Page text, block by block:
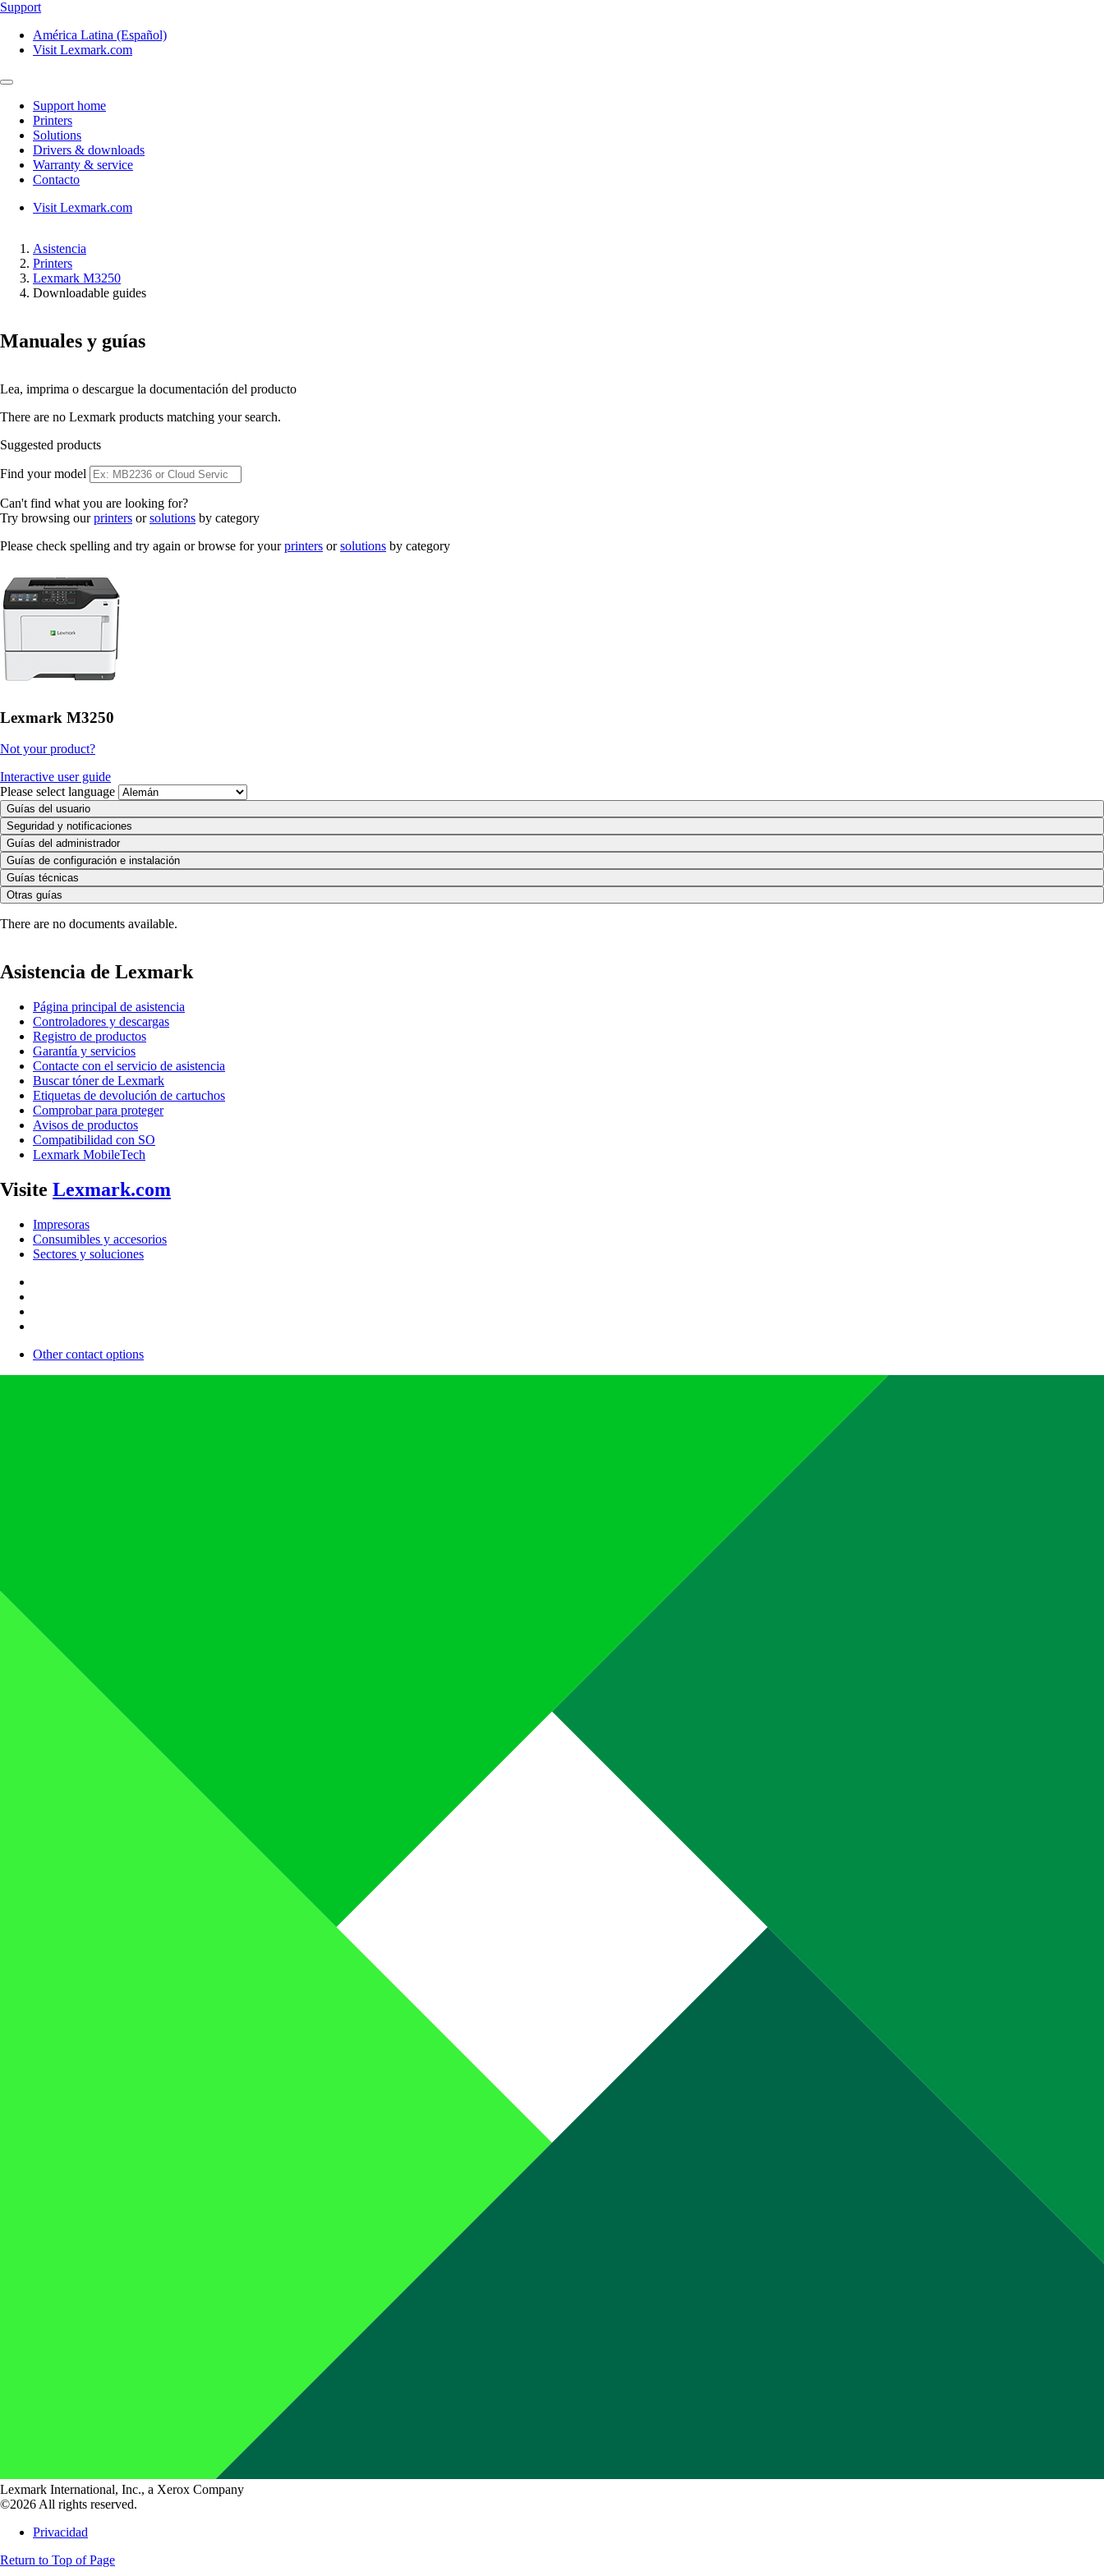
Support
América Latina (Español)
Visit Lexmark.com
Support home
Printers
Solutions
Drivers & downloads
Warranty & service
Contacto
Visit Lexmark.com
Asistencia
Printers
Lexmark M3250
Downloadable guides
Manuales y guías
Lea, imprima o descargue la documentación del producto
There are no Lexmark products matching your search.
Suggested products
Find your model
Can't find what you are looking for?
Try browsing ourprinters orsolutions by category
Please check spelling and try again or browse for yourprinters orsolutions by category
Lexmark M3250
Not your product?
Interactive user guide
Please select language
Guías del usuario
Seguridad y notificaciones
Guías del administrador
Guías de configuración e instalación
Guías técnicas
Otras guías
There are no documents available.
Asistencia de Lexmark
Página principal de asistencia
Controladores y descargas
Registro de productos
Garantía y servicios
Contacte con el servicio de asistencia
Buscar tóner de Lexmark
Etiquetas de devolución de cartuchos
Comprobar para proteger
Avisos de productos
Compatibilidad con SO
Lexmark MobileTech
Visite Lexmark.com
Impresoras
Consumibles y accesorios
Sectores y soluciones
Other contact options
Lexmark International, Inc., a Xerox Company
©2026 All rights reserved.
Privacidad
Return to Top of Page